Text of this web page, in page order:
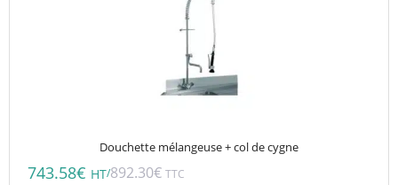
Douchette mélangeuse + col de cygne
743.58€ HT/892.30€ TTC